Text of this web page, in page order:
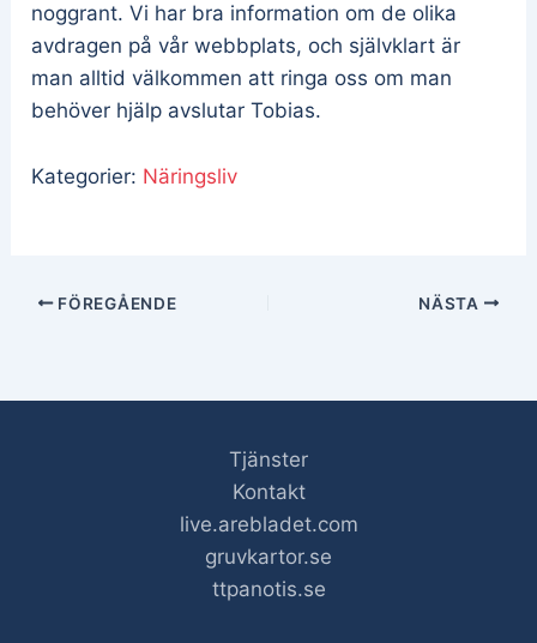
noggrant. Vi har bra information om de olika
avdragen på vår webbplats, och självklart är
man alltid välkommen att ringa oss om man
behöver hjälp avslutar Tobias.
Kategorier: Näringsliv
FÖREGÅENDE NÄSTA
Tjänster
Kontakt
live.arebladet.com
gruvkartor.se
ttpanotis.se